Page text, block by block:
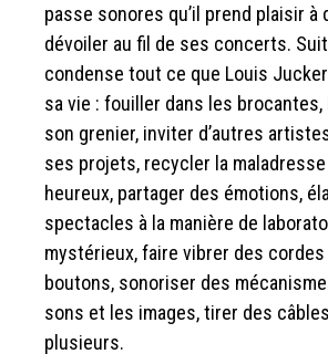
passe sonores qu’il prend plaisir à
dévoiler au fil de ses concerts.
condense tout ce que Louis
sa vie : fouiller dans les
son grenier, inviter d’autres
ses projets, recycler la
heureux, partager des émotions,
spectacles à la manière de
mystérieux, faire vibrer des
boutons, sonoriser des
sons et les images, tirer des
plusieurs.